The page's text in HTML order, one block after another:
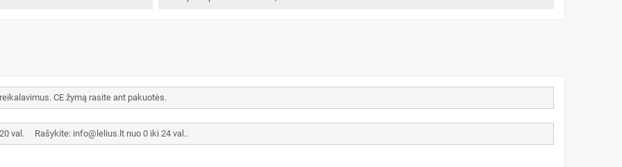
CE žymą rasite ant pakuotės.
val. Rašykite: info@lelius.lt nuo 0 iki 24 val..